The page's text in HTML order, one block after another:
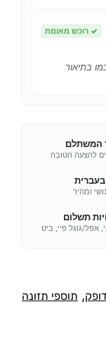
✓ רוכש מאומת
בתיאור
המשתלם
להצעה הטובה
ומהיר
תשלום
אפל/גוגל פיי, ביט
, תוספי תזונה